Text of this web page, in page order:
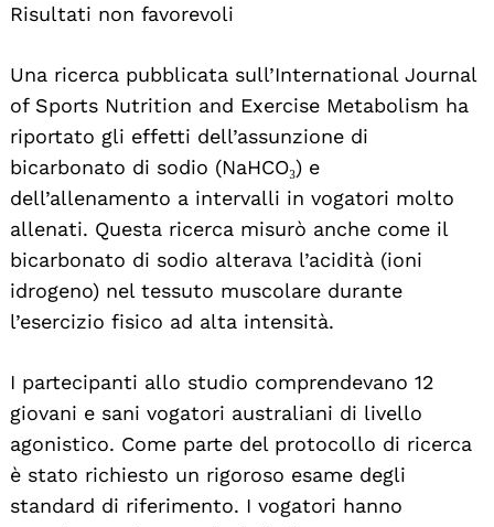
Risultati non favorevoli
Una ricerca pubblicata sull’International Journal
of Sports Nutrition and Exercise Metabolism ha
riportato gli effetti dell’assunzione di
bicarbonato di sodio (NaHCO₃) e
dell’allenamento a intervalli in vogatori molto
allenati. Questa ricerca misurò anche come il
bicarbonato di sodio alterava l’acidità (ioni
idrogeno) nel tessuto muscolare durante
l’esercizio fisico ad alta intensità.
I partecipanti allo studio comprendevano 12
giovani e sani vogatori australiani di livello
agonistico. Come parte del protocollo di ricerca
è stato richiesto un rigoroso esame degli
standard di riferimento. I vogatori hanno